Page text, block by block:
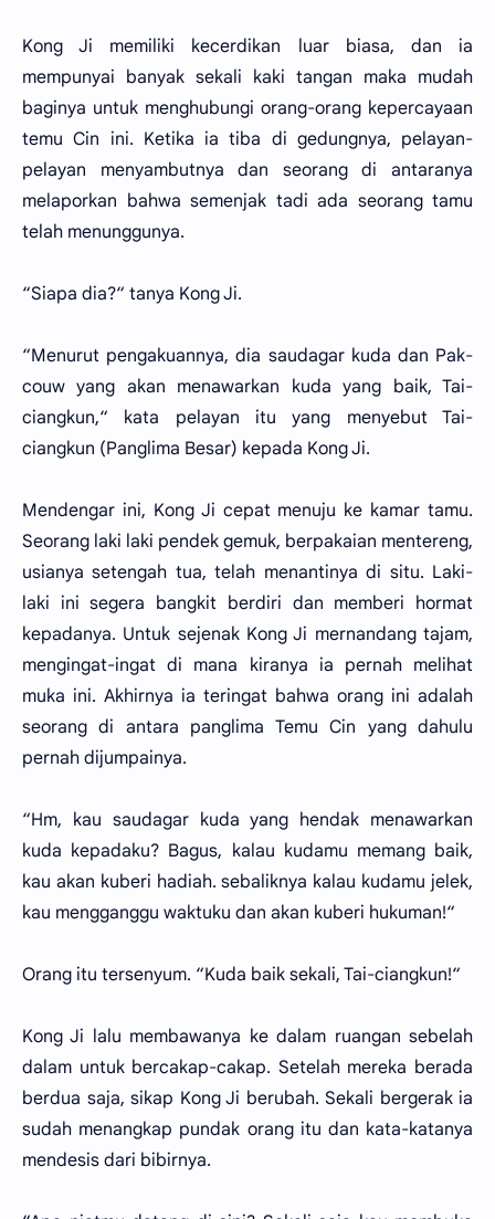
Kong Ji memiliki kecerdikan luar biasa, dan ia
mempunyai banyak sekali kaki tangan maka mudah
baginya untuk menghubungi orang-orang kepercayaan
temu Cin ini. Ketika ia tiba di gedungnya, pelayan-
pelayan menyambutnya dan seorang di antaranya
melaporkan bahwa semenjak tadi ada seorang tamu
telah menunggunya.
“Siapa dia?“ tanya Kong Ji.
“Menurut pengakuannya, dia saudagar kuda dan Pak-
couw yang akan menawarkan kuda yang baik, Tai-
ciangkun,“ kata pelayan itu yang menyebut Tai-
ciangkun (Panglima Besar) kepada Kong Ji.
Mendengar ini, Kong Ji cepat menuju ke kamar tamu.
Seorang laki laki pendek gemuk, berpakaian mentereng,
usianya setengah tua, telah menantinya di situ. Laki-
laki ini segera bangkit berdiri dan memberi hormat
kepadanya. Untuk sejenak Kong Ji mernandang tajam,
mengingat-ingat di mana kiranya ia pernah melihat
muka ini. Akhirnya ia teringat bahwa orang ini adalah
seorang di antara panglima Temu Cin yang dahulu
pernah dijumpainya.
“Hm, kau saudagar kuda yang hendak menawarkan
kuda kepadaku? Bagus, kalau kudamu memang baik,
kau akan kuberi hadiah. sebaliknya kalau kudamu jelek,
kau mengganggu waktuku dan akan kuberi hukuman!“
Orang itu tersenyum. “Kuda baik sekali, Tai-ciangkun!“
Kong Ji lalu membawanya ke dalam ruangan sebelah
dalam untuk bercakap-cakap. Setelah mereka berada
berdua saja, sikap Kong Ji berubah. Sekali bergerak ia
sudah menangkap pundak orang itu dan kata-katanya
mendesis dari bibirnya.